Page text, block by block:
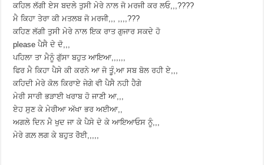
ਕਹਿਲ ਲੱਗੀ ਏਸ ਬਦਲੇ ਤੁਸੀ ਮੇਰੇ ਨਾਲ ਜੋ ਮਰਜੀ ਕਰ ਲਓ,,,????
ਮੈ ਕਿਹਾ ਤੇਰਾ ਕੀ ਮਤਲਬ ਜੋ ਮਰਜੀ,,, ,,,,???
ਕਹਿਣ ਲੱਗੀ ਤੁਸੀ ਮੇਰੇ ਨਾਲ ਇਕ ਰਾਤ ਗੁਜਾਰ ਸਕਦੇ ਹੋ
please ਪੈਸੈ ਦੇ ਦੋ,,,
ਪਹਿਲਾ ਤਾ ਮੈਨੂੰ ਗੁੱਸਾ ਬਹੁਤ ਆਇਆ,,,,,,
ਫਿਰ ਮੈ ਕਿਹਾ ਪੈਸੇ ਕੀ ਕਰਨੇ ਆ ਜੋ ਤੂੰ,ਆ ਸਬ ਬੋਲ ਰਹੀ ਏ,,,
ਕਹਿਦੀ ਮੇਰੇ ਕੋਲ ਕਿਰਾਏ ਜੇਗੇ ਵੀ ਪੈਸੈ ਨਹੀ ਹੈਗੇ
ਮੇਰੀ ਸਾਰੀ ਭੜਾਈ ਖਰਾਬ ਹੋ ਜਾਣੀ ਆ,,,
ਏਹ ਸੁਣ ਕੇ ਮੇਰੀਆ ਅੱਖਾ ਭਰ ਅਈਆ,,
ਅਗਲੇ ਦਿਨ ਮੈ ਖੁਦ ਜਾ ਕੇ ਪੈਸੇ ਦੇ ਕੇ ਆਇਆਓਸ ਨੂੰ,,,
ਮੇਰੇ ਗਲ਼ ਲਗ ਕੇ ਬਹੁਤ ਰੋੋਈ,,,,,